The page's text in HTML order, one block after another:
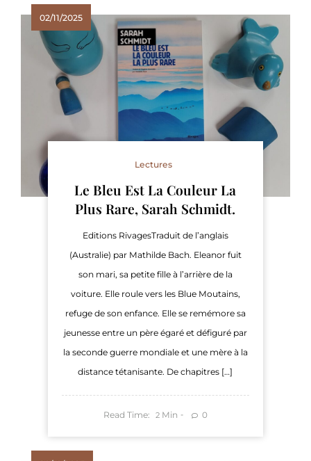
02/11/2025
Lectures
Le Bleu Est La Couleur La
Plus Rare, Sarah Schmidt.
Editions RivagesTraduit de l’anglais
(Australie) par Mathilde Bach. Eleanor fuit
son mari, sa petite fille à l’arrière de la
voiture. Elle roule vers les Blue Moutains,
refuge de son enfance. Elle se remémore sa
jeunesse entre un père égaré et défiguré par
la seconde guerre mondiale et une mère à la
distance tétanisante. De chapitres […]
Read Time: 2 Min 0